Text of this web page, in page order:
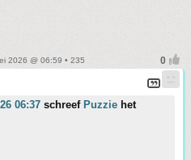
2026 @ 06:59 • 235
06:37 schreef Puzzie het